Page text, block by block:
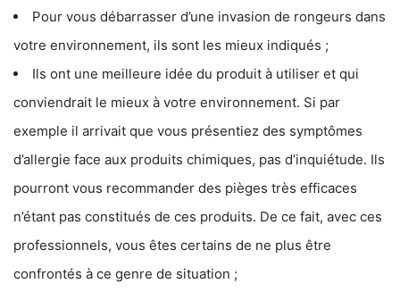
Pour vous débarrasser d’une invasion de rongeurs dans
votre environnement, ils sont les mieux indiqués ;
Ils ont une meilleure idée du produit à utiliser et qui
conviendrait le mieux à votre environnement. Si par
exemple il arrivait que vous présentiez des symptômes
d’allergie face aux produits chimiques, pas d’inquiétude. Ils
pourront vous recommander des pièges très efficaces
n’étant pas constitués de ces produits. De ce fait, avec ces
professionnels, vous êtes certains de ne plus être
confrontés à ce genre de situation ;